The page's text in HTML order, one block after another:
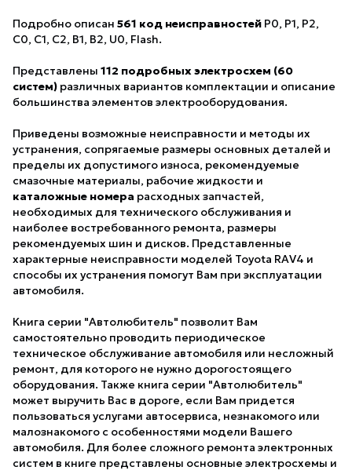
Подробно описан 561 код неисправностей P0, P1, Р2,
C0, С1, С2, В1, В2, U0, Flash.
Представлены 112 подробных электросхем (60
систем) различных вариантов комплектации и описание
большинства элементов электрооборудования.
Приведены возможные неисправности и методы их
устранения, сопрягаемые размеры основных деталей и
пределы их допустимого износа, рекомендуемые
смазочные материалы, рабочие жидкости и
каталожные номера расходных запчастей,
необходимых для технического обслуживания и
наиболее востребованного ремонта, размеры
рекомендуемых шин и дисков. Представленные
характерные неисправности моделей Toyota RAV4 и
способы их устранения помогут Вам при эксплуатации
автомобиля.
Книга серии "Автолюбитель" позволит Вам
самостоятельно проводить периодическое
техническое обслуживание автомобиля или несложный
ремонт, для которого не нужно дорогостоящего
оборудования. Также книга серии "Автолюбитель"
может выручить Вас в дороге, если Вам придется
пользоваться услугами автосервиса, незнакомого или
малознакомого с особенностями модели Вашего
автомобиля. Для более сложного ремонта электронных
систем в книге представлены основные электросхемы и